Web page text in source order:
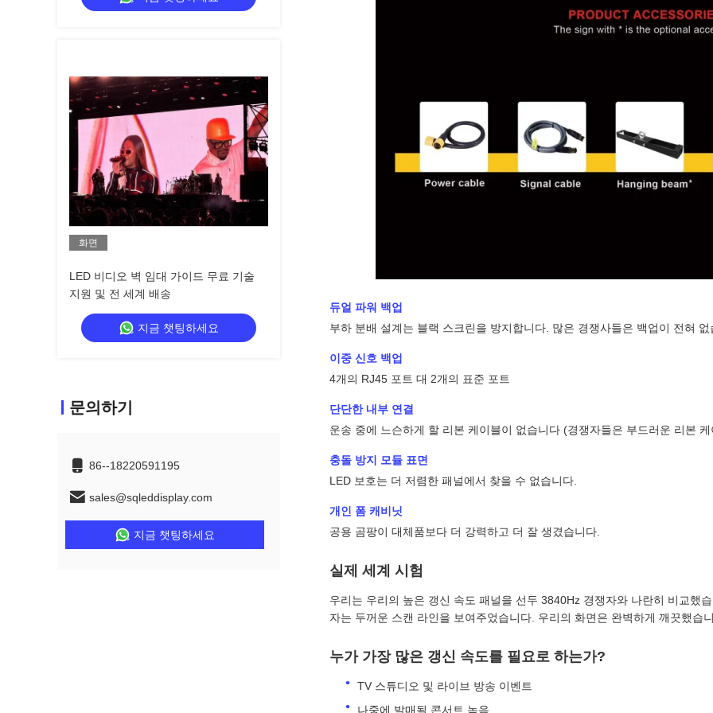
화면
LED 비디오 벽 임대 가이드 무료 기술
지원 및 전 세계 배송
지금 챗팅하세요
문의하기
86--18220591195
sales@sqleddisplay.com
지금 챗팅하세요
듀얼 파워 백업
부하 분배 설계는 블랙 스크린을 방지합니다. 많은 경쟁사들은 백업이 전혀 없
이중 신호 백업
4개의 RJ45 포트 대 2개의 표준 포트
단단한 내부 연결
운송 중에 느슨하게 할 리본 케이블이 없습니다 (경쟁자들은 부드러운 리본
충돌 방지 모듈 표면
LED 보호는 더 저렴한 패널에서 찾을 수 없습니다.
개인 폼 캐비닛
공용 곰팡이 대체품보다 더 강력하고 더 잘 생겼습니다.
실제 세계 시험
우리는 우리의 높은 갱신 속도 패널을 선두 3840Hz 경쟁자와 나란히 비교했
자는 두꺼운 스캔 라인을 보여주었습니다. 우리의 화면은 완벽하게 깨끗했습
누가 가장 많은 갱신 속도를 필요로 하는가?
TV 스튜디오 및 라이브 방송 이벤트
나중에 발매될 콘서트 녹음